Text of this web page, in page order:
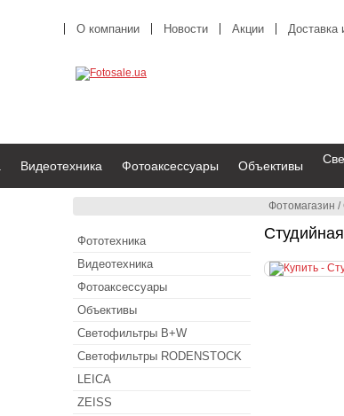
Фотомагазин /
О компании Новости Акции Доставка
Видеотехника Фотоаксессуары Объективы
Фототехника
Видеотехника
Фотоаксессуары
Объективы
Светофильтры B+W
Светофильтры RODENSTOCK
LEICA
ZEISS